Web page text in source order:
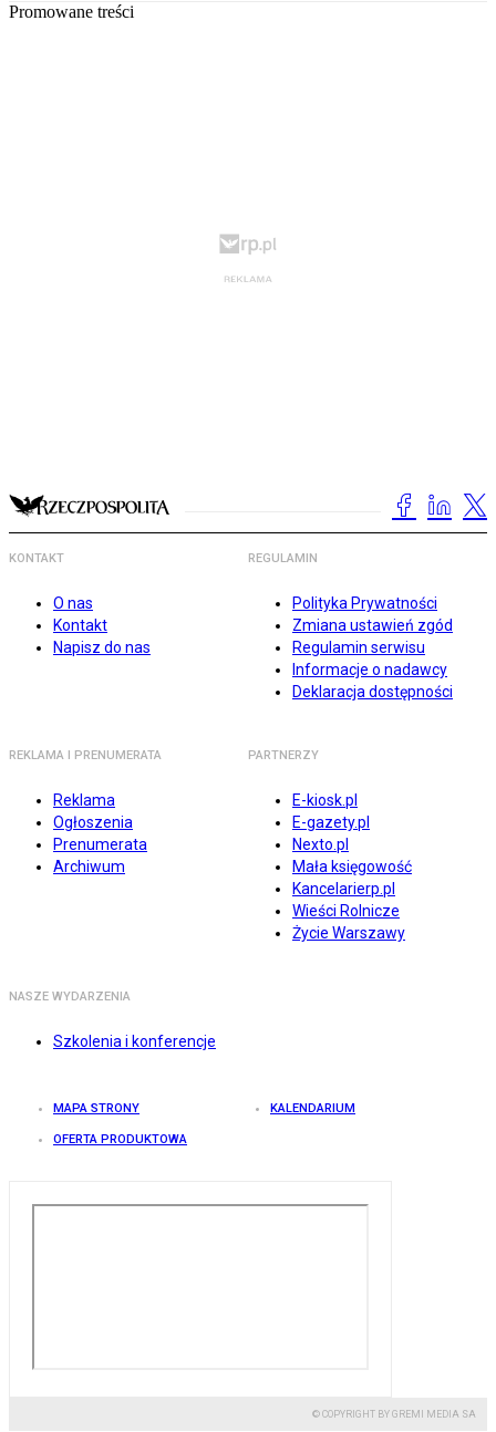
Promowane treści
KONTAKT
O nas
Kontakt
Napisz do nas
REGULAMIN
Polityka Prywatności
Zmiana ustawień zgód
Regulamin serwisu
Informacje o nadawcy
Deklaracja dostępności
REKLAMA I PRENUMERATA
Reklama
Ogłoszenia
Prenumerata
Archiwum
PARTNERZY
E-kiosk.pl
E-gazety.pl
Nexto.pl
Mała księgowość
Kancelarierp.pl
Wieści Rolnicze
Życie Warszawy
NASZE WYDARZENIA
Szkolenia i konferencje
MAPA STRONY KALENDARIUM
OFERTA PRODUKTOWA
© COPYRIGHT BY GREMI MEDIA SA